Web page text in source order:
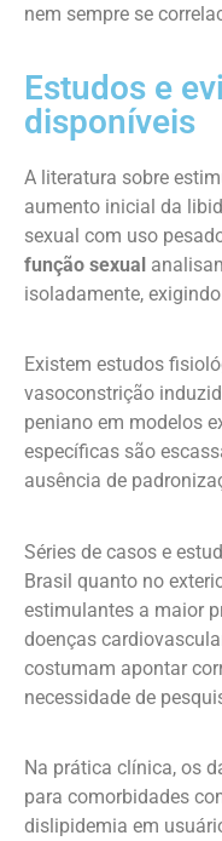
nem sempre se
Estudos e
disponíveis
A literatura sobre
aumento inicial da
sexual com uso
função sexual
isoladamente,
Existem estudos
vasoconstrição
peniano em modelos
específicas são
ausência de
Séries de casos e
Brasil quanto no
estimulantes a maior
doenças
costumam apontar
necessidade de
Na prática clínica, os
para comorbidades
dislipidemia em